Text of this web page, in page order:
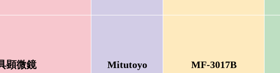
顕微鏡 Mitutoyo MF-3017B